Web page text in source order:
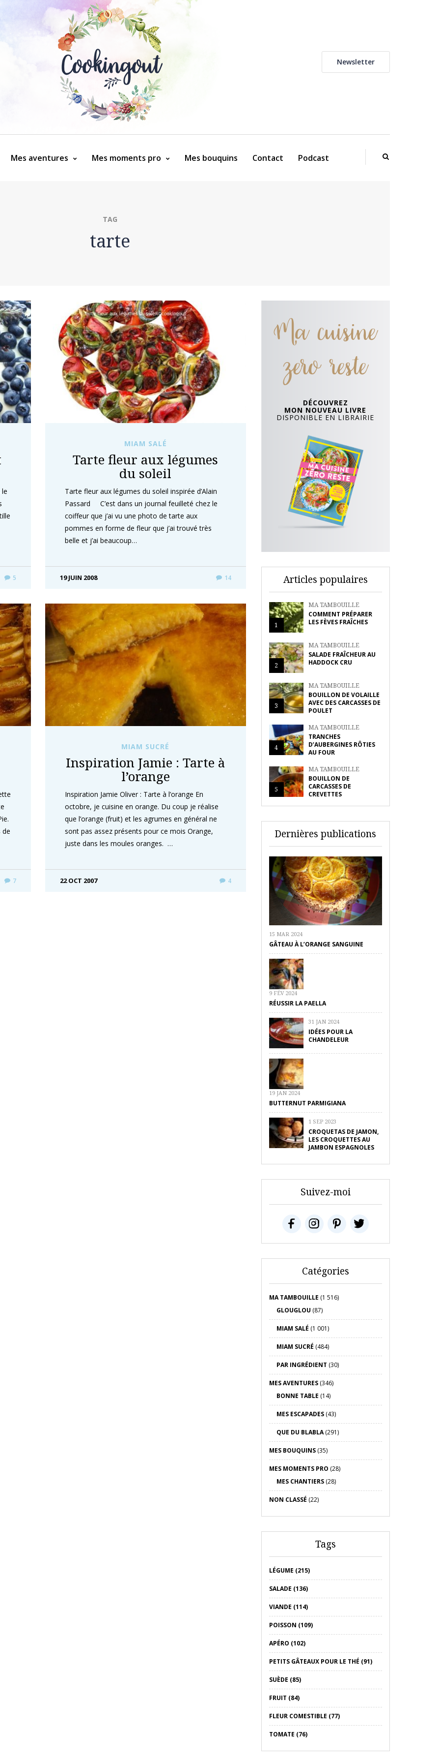
Newsletter
Mes aventures Mes moments pro Mes bouquins Contact Podcast
TAG
tarte
5
MIAM SALÉ
Tarte fleur aux légumes
du soleil
Tarte fleur aux légumes du soleil inspirée d’Alain
Passard C’est dans un journal feuilleté chez le
coiffeur que j’ai vu une photo de tarte aux
pommes en forme de fleur que j’ai trouvé très
belle et j’ai beaucoup…
19 JUIN 2008 14
de
7
MIAM SUCRÉ
Inspiration Jamie : Tarte à
l’orange
Inspiration Jamie Oliver : Tarte à l’orange En
octobre, je cuisine en orange. Du coup je réalise
que l’orange (fruit) et les agrumes en général ne
sont pas assez présents pour ce mois Orange,
juste dans les moules oranges. …
22 OCT 2007 4
Ma cuisine
zero reste
DÉCOUVREZ
MON NOUVEAU LIVRE
DISPONIBLE EN LIBRAIRIE
Articles populaires
1
MA TAMBOUILLE
COMMENT PRÉPARER
LES FÈVES FRAÎCHES
2
MA TAMBOUILLE
SALADE FRAÎCHEUR AU
HADDOCK CRU
3
MA TAMBOUILLE
BOUILLON DE VOLAILLE
AVEC DES CARCASSES DE
POULET
4
MA TAMBOUILLE
TRANCHES
D’AUBERGINES RÔTIES
AU FOUR
5
MA TAMBOUILLE
BOUILLON DE
CARCASSES DE
CREVETTES
Dernières publications
15 MAR 2024
GÂTEAU À L’ORANGE SANGUINE
9 FÉV 2024
RÉUSSIR LA PAELLA
31 JAN 2024
IDÉES POUR LA
CHANDELEUR
19 JAN 2024
BUTTERNUT PARMIGIANA
1 SEP 2023
CROQUETAS DE JAMON,
LES CROQUETTES AU
JAMBON ESPAGNOLES
Suivez-moi
Catégories
MA TAMBOUILLE (1 516)
GLOUGLOU (87)
MIAM SALÉ (1 001)
MIAM SUCRÉ (484)
PAR INGRÉDIENT (30)
MES AVENTURES(346)
BONNE TABLE (14)
MES ESCAPADES(43)
QUE DU BLABLA(291)
MES BOUQUINS(35)
MES MOMENTS PRO (28)
MES CHANTIERS(28)
NON CLASSÉ (22)
Tags
LÉGUME (215)
SALADE (136)
VIANDE (114)
POISSON (109)
APÉRO (102)
PETITS GÂTEAUX POUR LE THÉ (91)
SUÈDE (85)
FRUIT (84)
FLEUR COMESTIBLE (77)
TOMATE (76)